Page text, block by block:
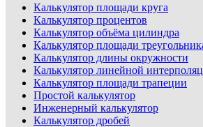
Калькулятор площади круга
Калькулятор процентов
Калькулятор объёма цилиндра
Калькулятор площади
Калькулятор длины окружности
Калькулятор линейной
Калькулятор площади трапеции
Простой калькулятор
Инженерный калькулятор
Калькулятор дробей